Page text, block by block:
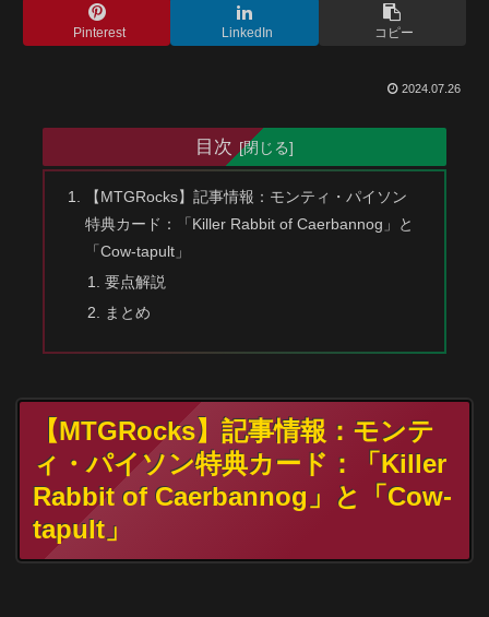
Pinterest LinkedIn コピー
2024.07.26
目次
【MTGRocks】記事情報：モンティ・パイソン
特典カード：「Killer Rabbit of Caerbannog」と
「Cow-tapult」
要点解説
まとめ
【MTGRocks】記事情報：モンテ
ィ・パイソン特典カード：「Killer
Rabbit of Caerbannog」と「Cow-
tapult」